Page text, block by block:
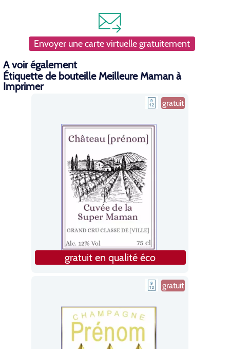
Envoyer une carte virtuelle gratuitement
A voir également
Étiquette de bouteille Meilleure Maman à
Imprimer
gratuit
gratuit en qualité éco
gratuit